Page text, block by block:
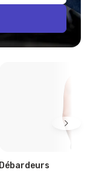
Débardeurs